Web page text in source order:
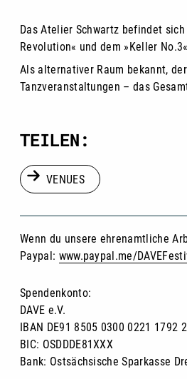
Das Atelier Schwartz befindet
Revolution« und dem »Keller
Als alternativer Raum bekannt,
Tanzveranstaltungen – das
TEILEN:
VENUES
Wenn du unsere ehrenamtliche
Paypal: www.paypal.me/
Spendenkonto:
DAVE e.V.
IBAN DE91 8505 0300 0221 1792
BIC: OSDDDE81XXX
Bank: Ostsächsische Sparkasse